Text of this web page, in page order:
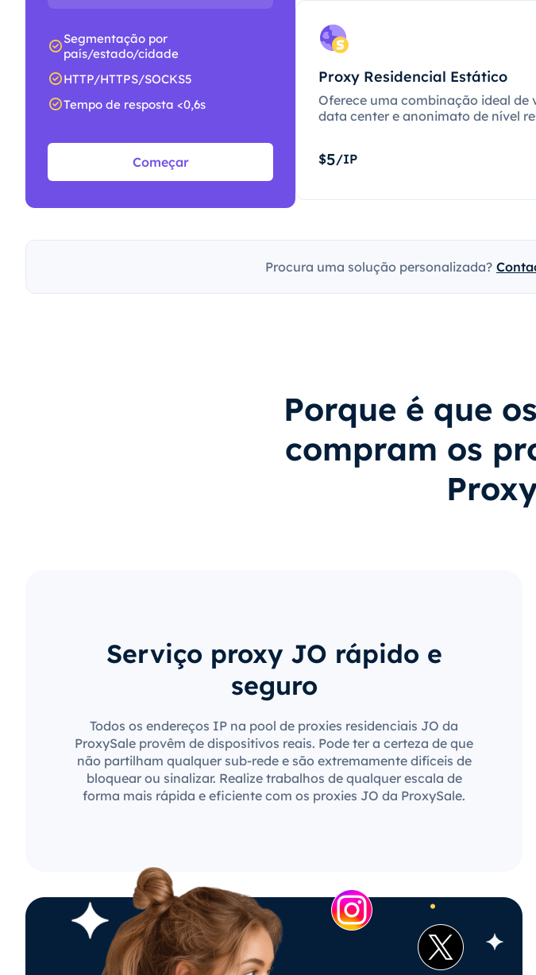
Segmentação por
país/estado/cidade
HTTP/HTTPS/SOCKS5
Tempo de resposta <0,6s
Começar
Proxy Residencial Estático
Oferece uma combinação ideal de
data center e anonimato de nível
$5/IP
Procura uma solução personalizada?
Porque é que
compram os
Serviço proxy JO rápido e
seguro
Todos os endereços IP na pool de proxies residenciais JO da
ProxySale provêm de dispositivos reais. Pode ter a certeza de que
não partilham qualquer sub-rede e são extremamente difíceis de
bloquear ou sinalizar. Realize trabalhos de qualquer escala de
forma mais rápida e eficiente com os proxies JO da ProxySale.